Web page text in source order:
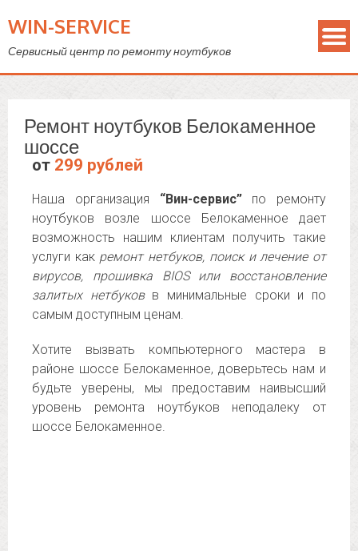
WIN-SERVICE
Сервисный центр по ремонту ноутбуков
Ремонт ноутбуков Белокаменное
шоссе
от 299 рублей
Наша организация “Вин-сервис”по ремонту
ноутбуков возле шоссе Белокаменное дает
возможность нашим клиентам получить такие
услуги как ремонт нетбуков, поиск и лечение от
вирусов, прошивка BIOS или восстановление
залитых нетбуковв минимальные сроки и по
самым доступным ценам.
Хотите вызвать компьютерного мастера в
районе шоссе Белокаменное, доверьтесь нам и
будьте уверены, мы предоставим наивысший
уровень ремонта ноутбуков неподалеку от
шоссе Белокаменное.